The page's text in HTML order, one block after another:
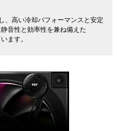
、高い冷却パフォーマンスと安定
音性と効率性を兼ね備えた
ます。